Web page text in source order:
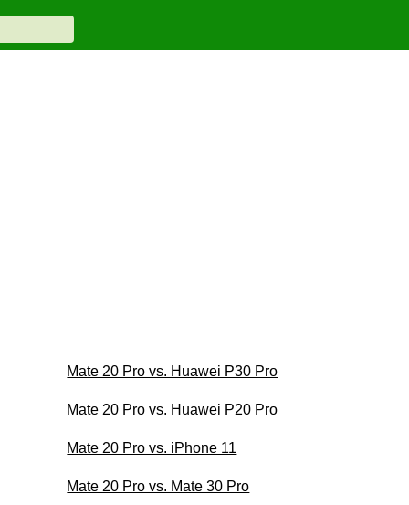
Mate 20 Pro vs. Huawei P30 Pro
Mate 20 Pro vs. Huawei P20 Pro
Mate 20 Pro vs. iPhone 11
Mate 20 Pro vs. Mate 30 Pro